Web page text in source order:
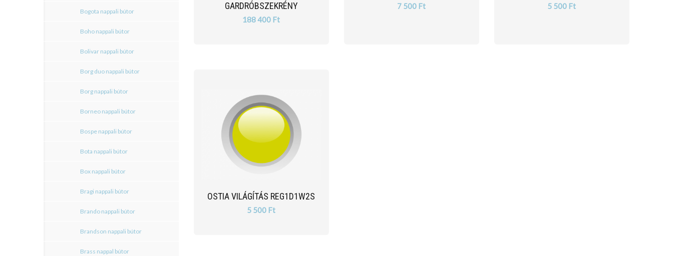
Bogota nappali bútor
Boho nappali bútor
Bolivar nappali bútor
Borg duo nappali bútor
Borg nappali bútor
Borneo nappali bútor
Bospe nappali bútor
Bota nappali bútor
Box nappali bútor
Bragi nappali bútor
Brando nappali bútor
Brandson nappali bútor
Brass nappal bútor
GARDRÓBSZEKRÉNY
188 400 Ft
7 500 Ft 5 500 Ft
OSTIA VILÁGÍTÁS REG1D1W2S
5 500 Ft